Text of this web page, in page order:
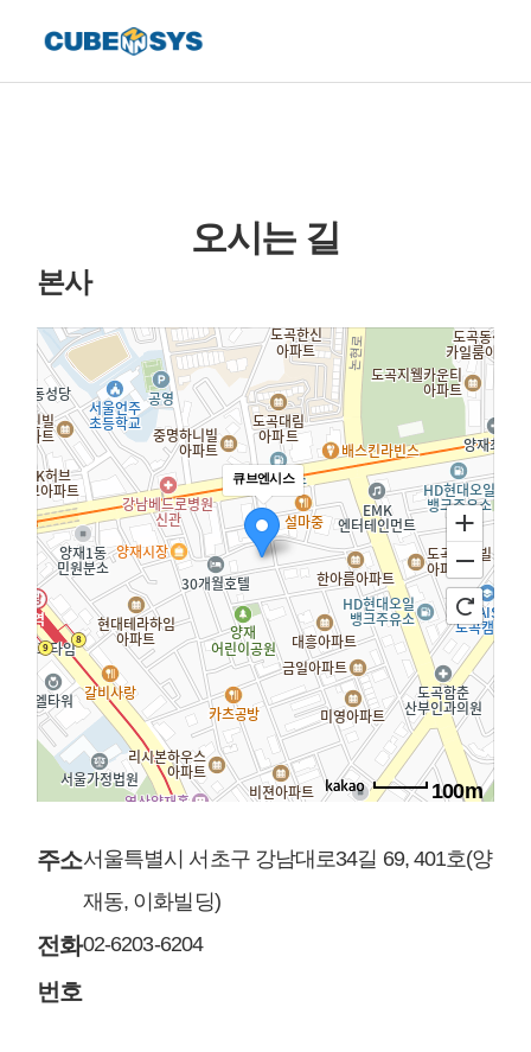
오시는 길
본사
큐브엔시스
100m
주소서울특별시 서초구 강남대로34길 69, 401호(양
재동, 이화빌딩)
전화
번호
02-6203-6204